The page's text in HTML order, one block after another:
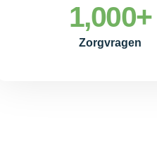
Zorgvragen
1,000+